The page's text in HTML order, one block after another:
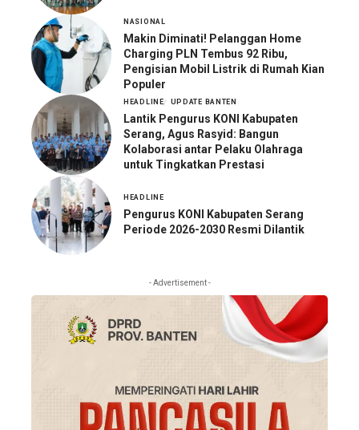
NASIONAL
Makin Diminati! Pelanggan Home
Charging PLN Tembus 92 Ribu,
Pengisian Mobil Listrik di Rumah Kian
Populer
HEADLINE UPDATE BANTEN
Lantik Pengurus KONI Kabupaten
Serang, Agus Rasyid: Bangun
Kolaborasi antar Pelaku Olahraga
untuk Tingkatkan Prestasi
HEADLINE
Pengurus KONI Kabupaten Serang
Periode 2026-2030 Resmi Dilantik
- Advertisement -